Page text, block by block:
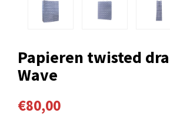
Papieren twisted
Wave
€80,00